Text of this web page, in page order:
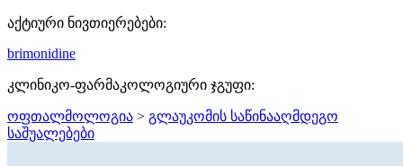
აქტიური ნივთიერებები:
brimonidine
კლინიკო-ფარმაკოლოგიური ჯგუფი:
ოფთალმოლოგია > გლაუკომის საწინააღმდეგო
საშუალებები